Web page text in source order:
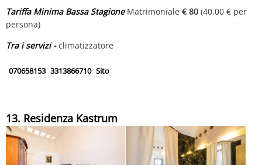
Tariffa Minima Bassa StagioneMatrimoniale € 80 (40.00 € per
persona)
Tra i servizi -climatizzatore
070658153 3313866710 Sito
13. Residenza Kastrum